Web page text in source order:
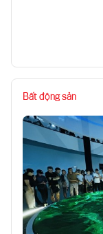
Bất động sản